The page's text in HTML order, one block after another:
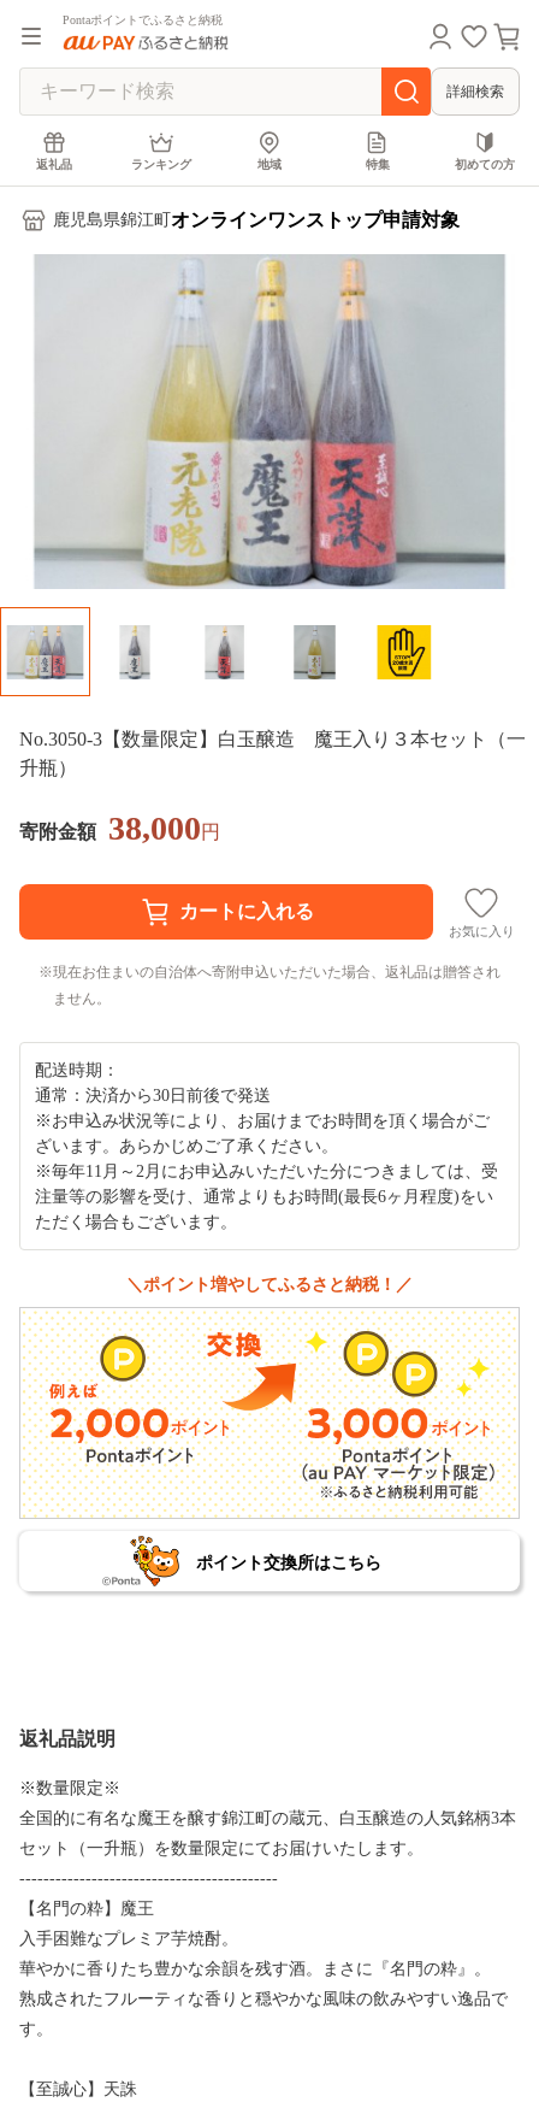
Pontaポイントでふるさと納税
詳細検索
返礼品 ランキング 地域 特集 初めての方
鹿児島県錦江町 オンラインワンストップ申請対象
No.3050-3【数量限定】白玉醸造 魔王入り３本セット（一
升瓶）
寄附金額 38,000円
お気に入り
現在お住まいの自治体へ寄附申込いただいた場合、返礼品は贈答され
ません。
配送時期：
通常：決済から30日前後で発送
※お申込み状況等により、お届けまでお時間を頂く場合がご
ざいます。あらかじめご了承ください。
※毎年11月～2月にお申込みいただいた分につきましては、受
注量等の影響を受け、通常よりもお時間(最長6ヶ月程度)をい
ただく場合もございます。
＼ポイント増やしてふるさと納税！／
ポイント交換所はこちら
返礼品説明
※数量限定※
全国的に有名な魔王を醸す錦江町の蔵元、白玉醸造の人気銘柄3本
セット（一升瓶）を数量限定にてお届けいたします。
-------------------------------------------
【名門の粋】魔王
入手困難なプレミア芋焼酎。
華やかに香りたち豊かな余韻を残す酒。まさに『名門の粋』。
熟成されたフルーティな香りと穏やかな風味の飲みやすい逸品で
す。
【至誠心】天誅